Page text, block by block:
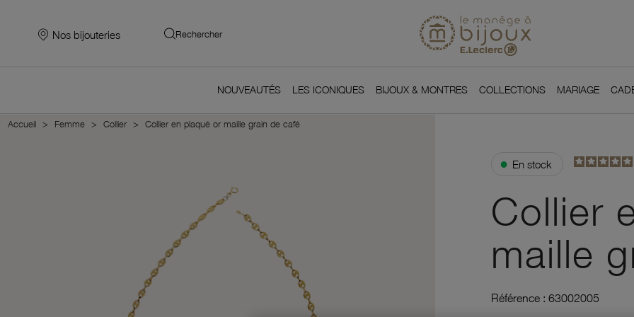
Nos bijouteries Rechercher
NOUVEAUTÉS LES ICONIQUES BIJOUX & MONTRES COLLECTIONS MARIAGE
Accueil Femme Collier Collier en plaqué or maille grain de café
● En stock
Collier
maille
Référence : 63002005